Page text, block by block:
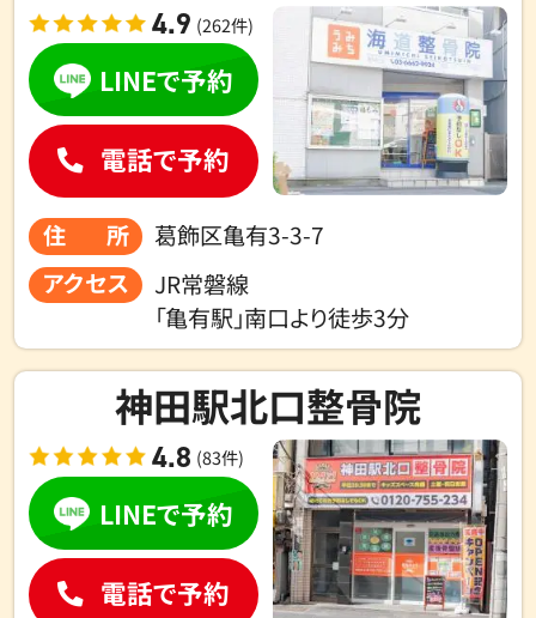
4.9 (262件)
住所
葛飾区亀有3-3-7
アクセス
JR常磐線
「亀有駅」南口より徒歩3分
LINEで予約
電話で予約
神田駅北口整骨院
4.8 (83件)
LINEで予約
電話で予約